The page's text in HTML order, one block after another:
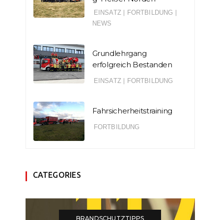
EINSATZ FORTBILDUNG
NEWS
Grundlehrgang
erfolgreich Bestanden
EINSATZ FORTBILDUNG
Fahrsicherheitstraining
FORTBILDUNG
CATEGORIES
BRANDSCHUTZTIPPS